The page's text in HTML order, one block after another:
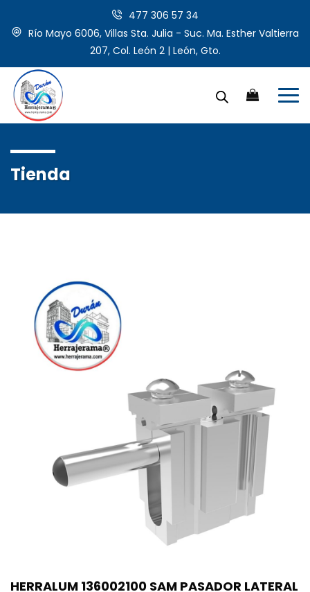
477 306 57 34
Río Mayo 6006, Villas Sta. Julia - Suc. Ma. Esther Valtierra
207, Col. León 2 | León, Gto.
Tienda
HERRALUM 136002100 SAM PASADOR LATERAL